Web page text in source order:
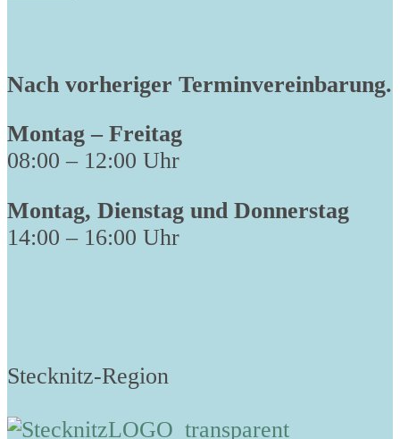
Nach vorheriger Terminvereinbarung.
Montag – Freitag
08:00 – 12:00 Uhr
Montag, Dienstag und Donnerstag
14:00 – 16:00 Uhr
Stecknitz-Region